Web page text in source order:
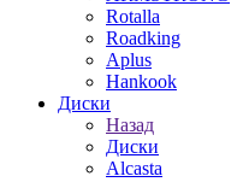
Rotalla
Roadking
Aplus
Hankook
Диски
Назад
Диски
Alcasta